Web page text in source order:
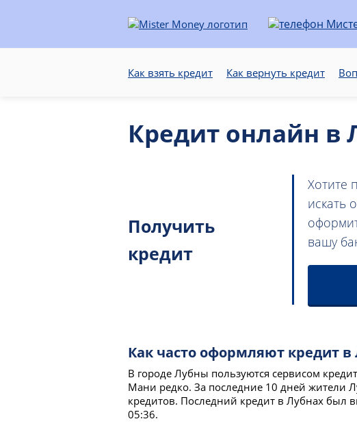
Как взять кредит Как вернуть кредит
Кредит онлайн в
Получить
кредит
Хотите
искать
вашу
Как часто оформляют кредит в
В городе Лубны пользуются сервисом
Мани редко. За последние 10 дней жители
кредитов. Последний кредит в Лубнах был
05:36.